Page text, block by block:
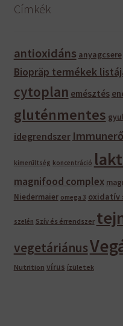
Címkék
antioxidáns anyagcsere
Biopräp termékek
cytoplan emésztés
gluténmentes
idegrendszer
kimerültség koncentráció
magnifood complex
Niedermaier omega 3 oxidatív
szelén Szív és érrendszer
vegetáriánus
Nutrition vírus ízületek